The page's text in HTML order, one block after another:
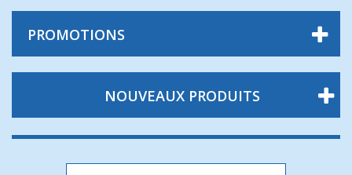
PROMOTIONS
NOUVEAUX PRODUITS